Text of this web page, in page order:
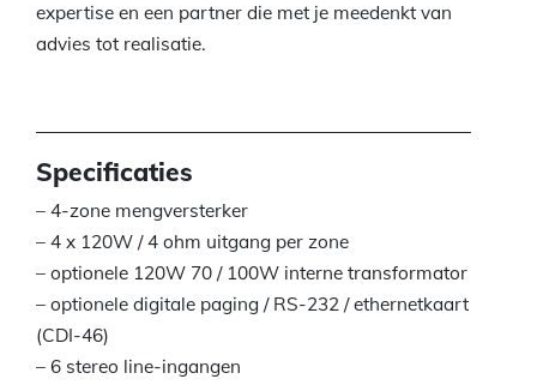
expertise en een partner die met je meedenkt van
advies tot realisatie.
Specificaties
– 4-zone mengversterker
– 4 x 120W / 4 ohm uitgang per zone
– optionele 120W 70 / 100W interne transformator
– optionele digitale paging / RS-232 / ethernetkaart
(CDI-46)
– 6 stereo line-ingangen